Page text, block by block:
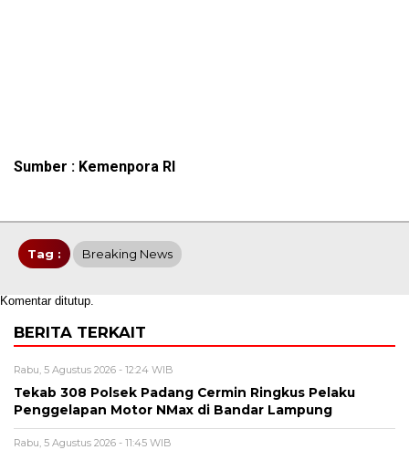
Sumber : Kemenpora RI
Tag : Breaking News
Komentar ditutup.
BERITA TERKAIT
Rabu, 5 Agustus 2026 - 12:24 WIB
Tekab 308 Polsek Padang Cermin Ringkus Pelaku
Penggelapan Motor NMax di Bandar Lampung
Rabu, 5 Agustus 2026 - 11:45 WIB